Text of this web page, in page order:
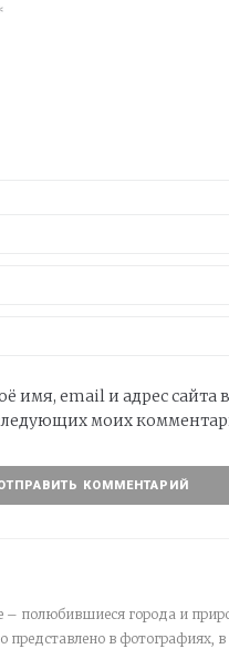
имя, email и адрес сайта
моих
– полюбившиеся города и
представлено в фотографиях, в